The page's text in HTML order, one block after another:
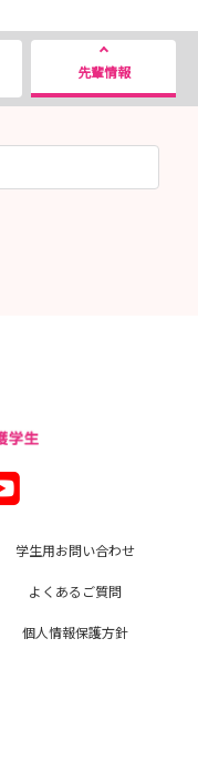
先輩情報
学生用お問い合わせ
よくあるご質問
個人情報保護方針